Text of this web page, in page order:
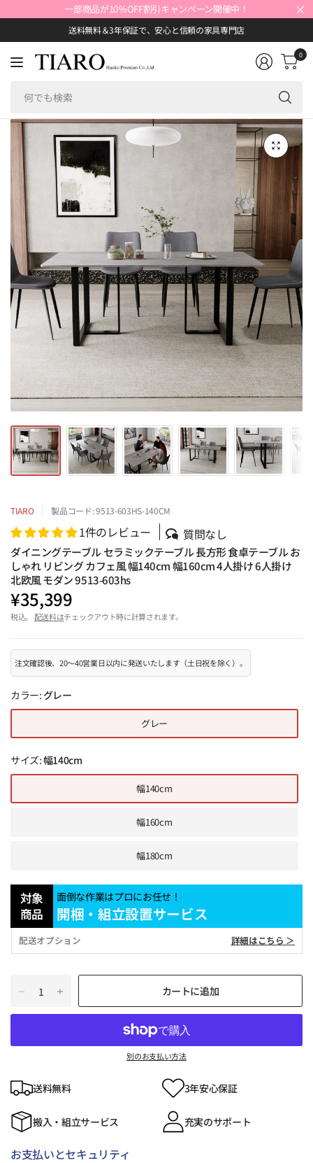
一部商品が10％OFF割引キャンペーン開催中！ ×
送料無料＆3年保証で、安心と信頼の家具専門店
も
検
0
TIARO 製品コード: 9513-603HS-140CM
1件のレビュー 質問なし
ダイニングテーブル セラミックテーブル 長方形 食卓テーブル お
しゃれ リビング カフェ風 幅140cm 幅160cm 4人掛け 6人掛け
北欧風 モダン 9513-603hs
¥35,399
税込。 配送料はチェックアウト時に計算されます。
注文確認後、20～40営業日以内に発送いたします（土日祝を除く）。
カラー: グレー
グレー
サイズ:幅140cm
幅140cm
幅160cm
幅180cm
対象
商品
面倒な作業はプロにお任せ！
開梱・組立設置サービス
配送オプション 詳細はこちら ＞
カートに追加
別のお支払い方法
送料無料 3年安心保証
搬入・組立サービス 充実のサポート
お支払いとセキュリティ